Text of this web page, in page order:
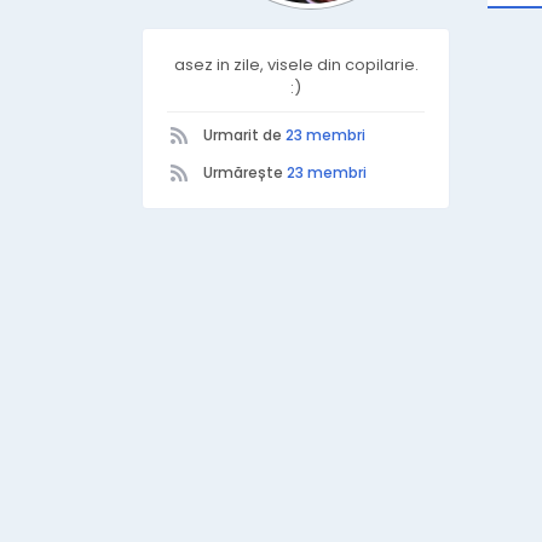
asez in zile, visele din copilarie.
:)
Urmarit de 23 membri
Urmărește 23 membri